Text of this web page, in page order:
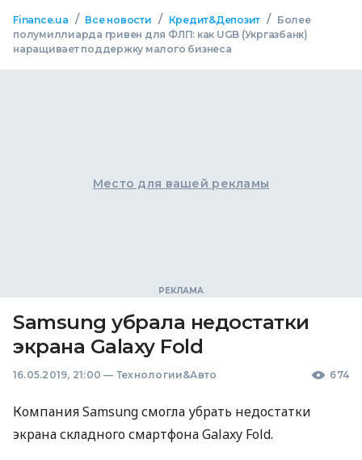
Finance.ua / Все новости / Кредит&Депозит /
Более
полумиллиарда гривен для ФЛП: как UGB (Укргазбанк)
наращивает поддержку малого бизнеса
Место для вашей рекламы
Samsung убрала недостатки
экрана Galaxy Fold
16.05.2019, 21:00 — Технологии&Авто 674
Компания Samsung смогла убрать недостатки
экрана складного смартфона Galaxy Fold.